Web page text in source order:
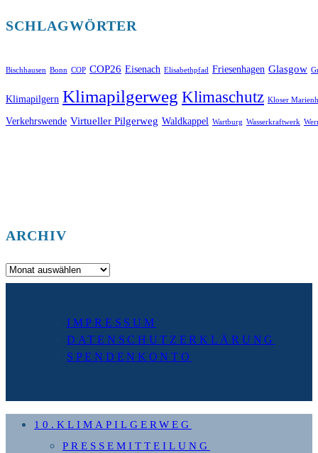
SCHLAGWÖRTER
Bischhausen Bonn COP COP26 Eisenach Elisabethpfad Friesenhagen Glasgow
Klimapilgern Klimapilgerweg Klimaschutz Kloser
Verkehrswende Virtueller Pilgerweg Waldkappel Wartburg Wasserkraftwerk
ARCHIV
Archiv
IMPRESSUM
DATENSCHUTZERKLÄRUNG
SPENDENKONTO
10.KLIMAPILGERWEG
PRESSEMITTEILUNG